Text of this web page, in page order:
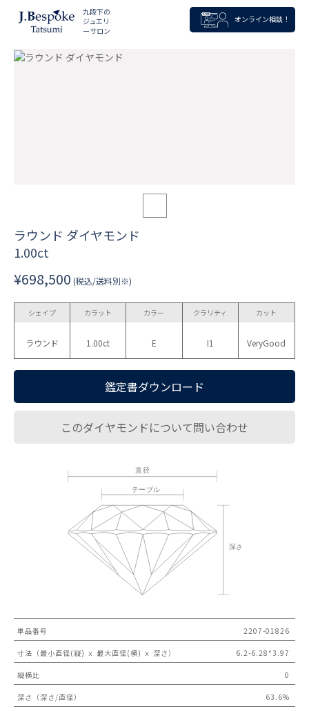
九段下の
ジュエリ
ーサロン
オンライン相談！
ラウンド ダイヤモンド
1.00ct
¥698,500 (税込/送料別※)
シェイプ
ラウンド
カラット
1.00ct
カラー
E
クラリティ
I1
カット
VeryGood
鑑定書ダウンロード
このダイヤモンドについて問い合わせ
単品番号 2207-01826
寸法（最小直径(縦) ｘ 最大直径(横) ｘ 深さ） 6.2-6.28*3.97
縦横比 0
深さ（深さ/直径） 63.6%